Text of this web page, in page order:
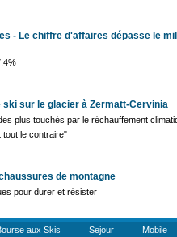
- Le chiffre d'affaires dépasse le
ski sur le glacier à Zermatt-Cervinia
plus touchés par le réchauffement
tout le contraire"
de montagne
pour durer et résister
aux Skis Sejour Mobile